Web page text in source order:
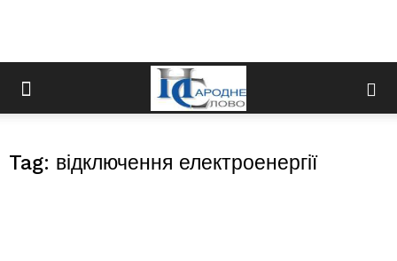
Tag: відключення електроенергії